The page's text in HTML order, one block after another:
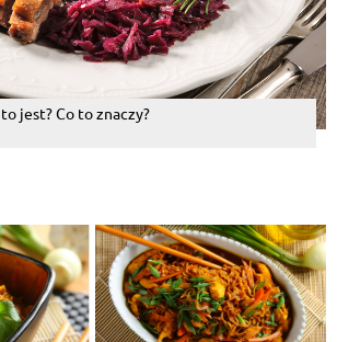
jest? Co to znaczy?